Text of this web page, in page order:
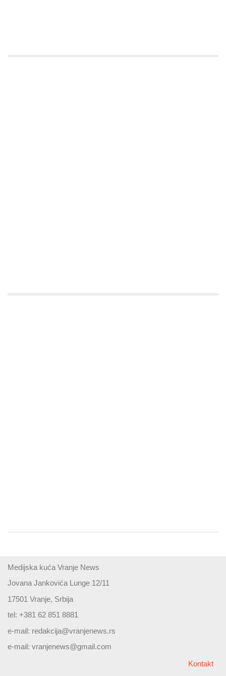
Medijska kuća Vranje News
Jovana Jankovića Lunge 12/11
17501 Vranje, Srbija
tel: +381 62 851 8881
e-mail: redakcija@vranjenews.rs
e-mail: vranjenews@gmail.com
Kontakt